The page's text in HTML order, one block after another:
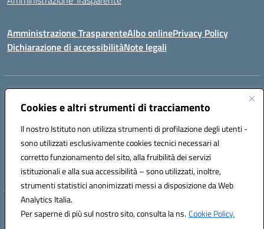
Cookies e altri strumenti di tracciamento
Il nostro Istituto non utilizza strumenti di profilazione degli utenti -
sono utilizzati esclusivamente cookies tecnici necessari al
corretto funzionamento del sito, alla fruibilità dei servizi
istituzionali e alla sua accessibilità – sono utilizzati, inoltre,
strumenti statistici anonimizzati messi a disposizione da Web
Analytics Italia.
Per saperne di più sul nostro sito, consulta la ns.Cookie Policy.
Amministrazione TrasparenteAlbo onlinePrivacy Policy
Dichiarazione di accessibilitàNote legali
Centralino:
Posta elettronica certificata (PEC):tpis02200a@pec.istruzione.it
Codice fiscale: 93066580817
Codice meccanografico:TPIS02200A
VIA CESARÒ, 36 - 91016 ERICE - CASA SANTA (TP)
Telefono: 0923569559
Hosting & Powered by 3D Solution S.r.l.
Concept & Design by Designers Italia